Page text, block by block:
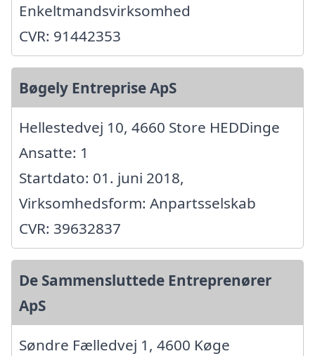
Enkeltmandsvirksomhed
CVR: 91442353
Bøgely Entreprise ApS
Hellestedvej 10, 4660 Store HEDDinge
Ansatte: 1
Startdato: 01. juni 2018,
Virksomhedsform: Anpartsselskab
CVR: 39632837
De Sammensluttede Entreprenører
ApS
Søndre Fælledvej 1, 4600 Køge